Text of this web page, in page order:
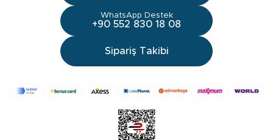
WhatsApp Destek
+90 552 830 18 08
Sipariş Takibi